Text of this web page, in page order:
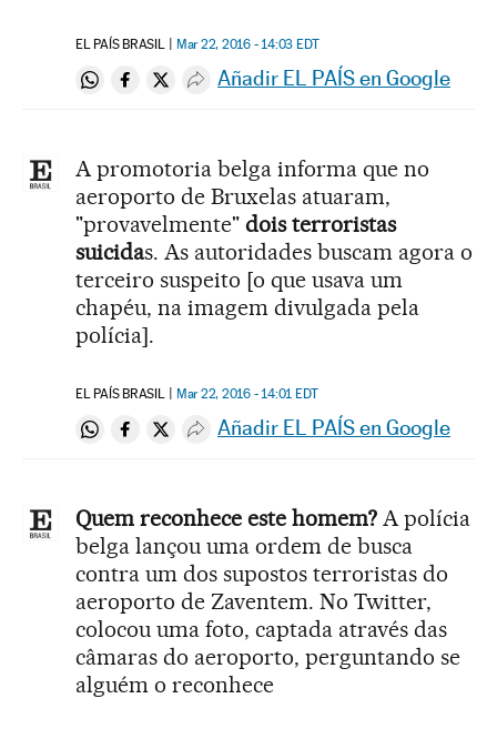
EL PAÍS BRASIL Mar 22, 2016 - 14:03 EDT
Compartir en Whatsapp
Compartir en Facebook
Compartir en Twitter
Desplegar Redes Sociales
Añadir EL PAÍS en Google
A promotoria belga informa que no
aeroporto de Bruxelas atuaram,
"provavelmente" dois terroristas
suicidas. As autoridades buscam agora o
terceiro suspeito [o que usava um
chapéu, na imagem divulgada pela
polícia].
EL PAÍS BRASIL Mar 22, 2016 - 14:01 EDT
Compartir en Whatsapp
Compartir en Facebook
Compartir en Twitter
Desplegar Redes Sociales
Añadir EL PAÍS en Google
Quem reconhece este homem? A polícia
belga lançou uma ordem de busca
contra um dos supostos terroristas do
aeroporto de Zaventem. No Twitter,
colocou uma foto, captada através das
câmaras do aeroporto, perguntando se
alguém o reconhece